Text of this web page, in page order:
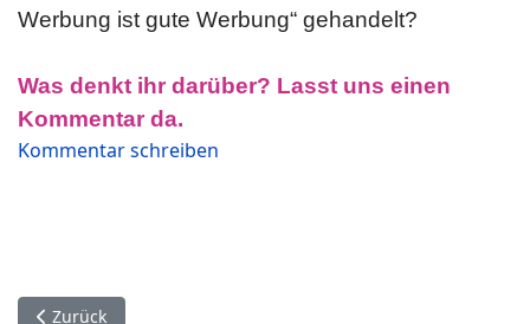
Werbung ist gute Werbung“ gehandelt?
Was denkt ihr darüber? Lasst uns einen
Kommentar da.
Kommentar schreiben
Vorheriger Beitrag: kulturelle Aneignung
Zurück